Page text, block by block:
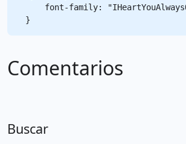
font-family:
Comentarios
Buscar